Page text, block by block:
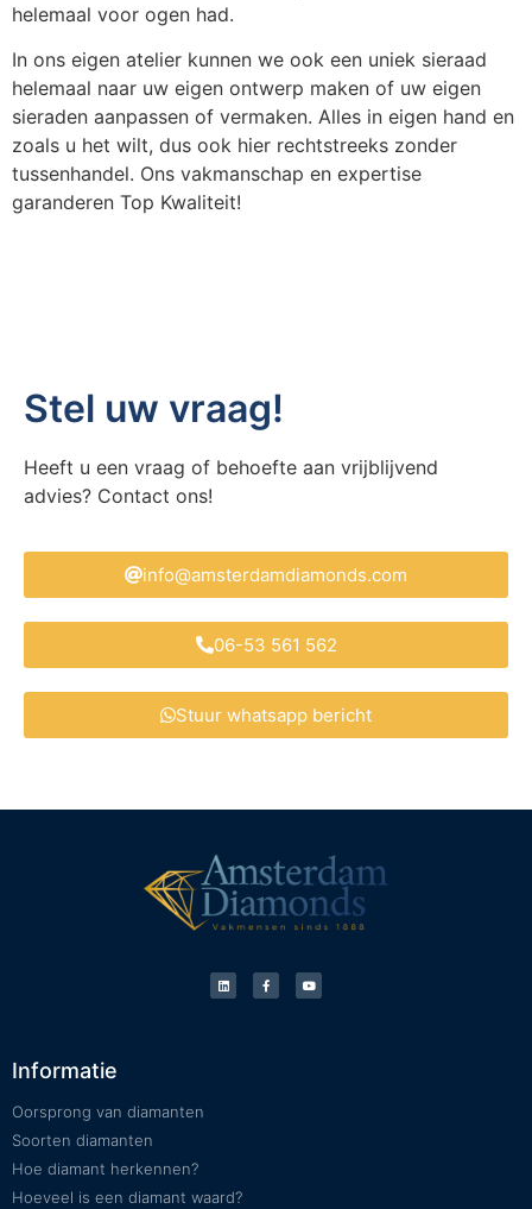
helemaal voor ogen had.
In ons eigen atelier kunnen we ook een uniek sieraad
helemaal naar uw eigen ontwerp maken of uw eigen
sieraden aanpassen of vermaken. Alles in eigen hand en
zoals u het wilt, dus ook hier rechtstreeks zonder
tussenhandel. Ons vakmanschap en expertise
garanderen Top Kwaliteit!
Stel uw vraag!
Heeft u een vraag of behoefte aan vrijblijvend
advies? Contact ons!
info@amsterdamdiamonds.com
06-53 561 562
Stuur whatsapp bericht
Informatie
Oorsprong van diamanten
Soorten diamanten
Hoe diamant herkennen?
Hoeveel is een diamant waard?